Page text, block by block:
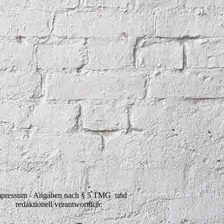
- Angaben nach § 5 TMG und
redaktionell verantwortlich: